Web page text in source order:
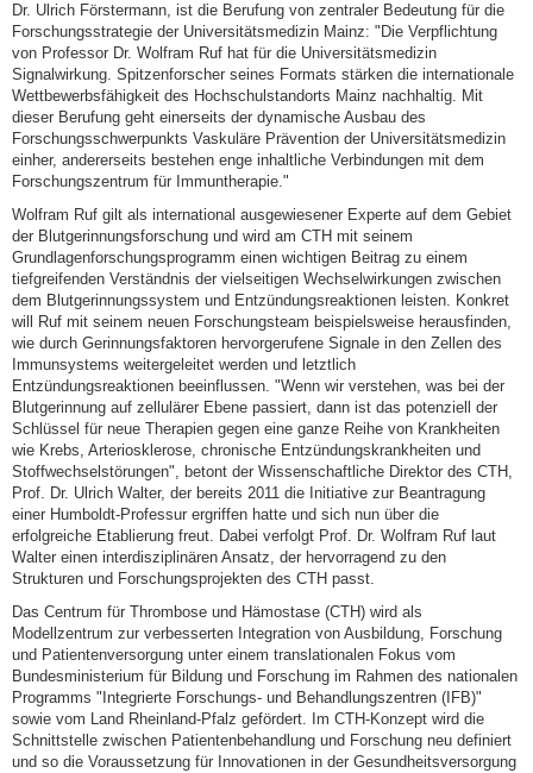
Dr. Ulrich Förstermann, ist die Berufung von zentraler Bedeutung für die
Forschungsstrategie der Universitätsmedizin Mainz: "Die Verpflichtung
von Professor Dr. Wolfram Ruf hat für die Universitätsmedizin
Signalwirkung. Spitzenforscher seines Formats stärken die internationale
Wettbewerbsfähigkeit des Hochschulstandorts Mainz nachhaltig. Mit
dieser Berufung geht einerseits der dynamische Ausbau des
Forschungsschwerpunkts Vaskuläre Prävention der Universitätsmedizin
einher, andererseits bestehen enge inhaltliche Verbindungen mit dem
Forschungszentrum für Immuntherapie."
Wolfram Ruf gilt als international ausgewiesener Experte auf dem Gebiet
der Blutgerinnungsforschung und wird am CTH mit seinem
Grundlagenforschungsprogramm einen wichtigen Beitrag zu einem
tiefgreifenden Verständnis der vielseitigen Wechselwirkungen zwischen
dem Blutgerinnungssystem und Entzündungsreaktionen leisten. Konkret
will Ruf mit seinem neuen Forschungsteam beispielsweise herausfinden,
wie durch Gerinnungsfaktoren hervorgerufene Signale in den Zellen des
Immunsystems weitergeleitet werden und letztlich
Entzündungsreaktionen beeinflussen. "Wenn wir verstehen, was bei der
Blutgerinnung auf zellulärer Ebene passiert, dann ist das potenziell der
Schlüssel für neue Therapien gegen eine ganze Reihe von Krankheiten
wie Krebs, Arteriosklerose, chronische Entzündungskrankheiten und
Stoffwechselstörungen", betont der Wissenschaftliche Direktor des CTH,
Prof. Dr. Ulrich Walter, der bereits 2011 die Initiative zur Beantragung
einer Humboldt-Professur ergriffen hatte und sich nun über die
erfolgreiche Etablierung freut. Dabei verfolgt Prof. Dr. Wolfram Ruf laut
Walter einen interdisziplinären Ansatz, der hervorragend zu den
Strukturen und Forschungsprojekten des CTH passt.
Das Centrum für Thrombose und Hämostase (CTH) wird als
Modellzentrum zur verbesserten Integration von Ausbildung, Forschung
und Patientenversorgung unter einem translationalen Fokus vom
Bundesministerium für Bildung und Forschung im Rahmen des nationalen
Programms "Integrierte Forschungs- und Behandlungszentren (IFB)"
sowie vom Land Rheinland-Pfalz gefördert. Im CTH-Konzept wird die
Schnittstelle zwischen Patientenbehandlung und Forschung neu definiert
und so die Voraussetzung für Innovationen in der Gesundheitsversorgung